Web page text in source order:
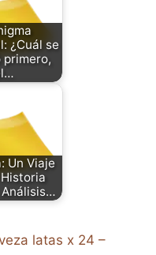
¿Cuál se
Un Viaje
latas x 24 –